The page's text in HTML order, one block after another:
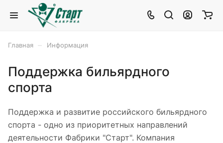
Главная Информация
Поддержка бильярдного
спорта
Поддержка и развитие российского бильярдного
спорта - одно из приоритетных направлений
деятельности Фабрики "Старт". Компания